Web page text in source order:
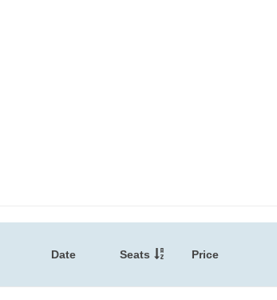
Date Seats Price